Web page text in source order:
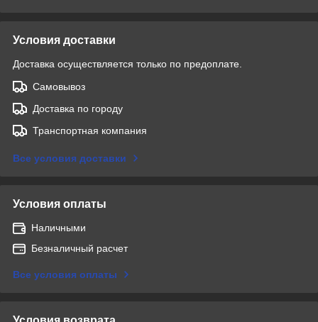
Условия доставки
Доставка осуществляется только по предоплате.
Самовывоз
Доставка по городу
Транспортная компания
Все условия доставки
Условия оплаты
Наличными
Безналичный расчет
Все условия оплаты